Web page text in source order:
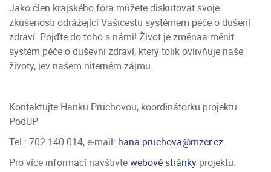
Jako člen krajského fóra můžete diskutovat svoje
zkušenosti odrážející Vašicestu systémem péče o dušení
zdraví. Pojďte do toho s námi! Život je změnaa měnit
systém péče o duševní zdraví, který tolik ovlivňuje naše
životy, jev našem niterném zájmu.
Kontaktujte Hanku Průchovou, koordinátorku projektu
PodUP
Tel.: 702 140 014, e-mail: hana.pruchova@mzcr.cz
Pro více informací navštivtewebové stránky projektu.